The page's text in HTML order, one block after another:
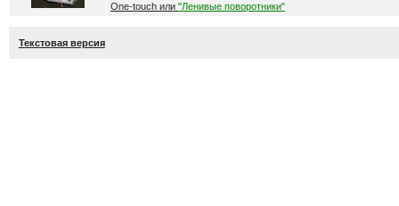
One-touch или "Ленивые поворотники"
Текстовая версия